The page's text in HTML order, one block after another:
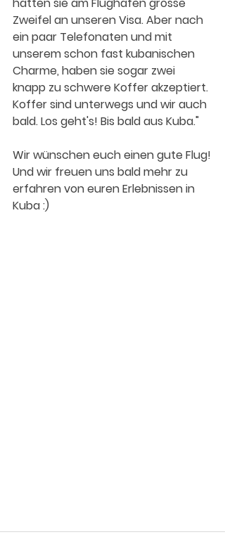
Zweifel an unseren Visa. Aber nach
ein paar Telefonaten und mit
unserem schon fast kubanischen
Charme, haben sie sogar zwei
knapp zu schwere Koffer akzeptiert.
Koffer sind unterwegs und wir auch
bald. Los geht's! Bis bald aus Kuba."
Wir wünschen euch einen gute Flug!
Und wir freuen uns bald mehr zu
erfahren von euren Erlebnissen in
Kuba :)